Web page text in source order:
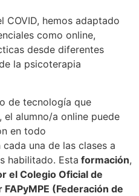
COVID, hemos adaptado
como online,
desde diferentes
la psicoterapia
de tecnología que
el alumno/a online puede
en todo
una de las clases a
habilitado. Esta formación,
el Colegio Oficial de
(Federación de